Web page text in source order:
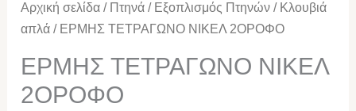
Αρχική σελίδα / Πτηνά / Εξοπλισμός Πτηνών / Κλουβιά
απλά / ΕΡΜΗΣ ΤΕΤΡΑΓΩΝΟ ΝΙΚΕΛ 2ΟΡΟΦΟ
ΕΡΜΗΣ ΤΕΤΡΑΓΩΝΟ ΝΙΚΕΛ
2ΟΡΟΦΟ